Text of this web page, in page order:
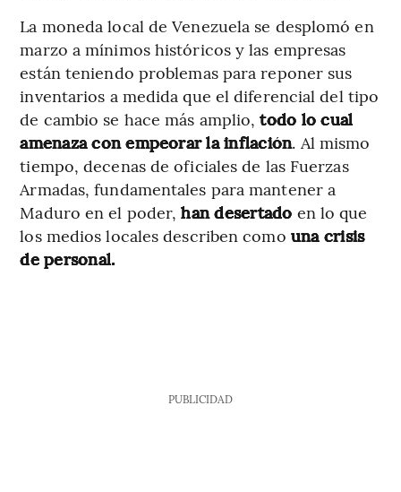
La moneda local de Venezuela se desplomó en
marzo a mínimos históricos y las empresas
están teniendo problemas para reponer sus
inventarios a medida que el diferencial del tipo
de cambio se hace más amplio,todo lo cual
amenaza con empeorar la inflación. Al mismo
tiempo, decenas de oficiales de las Fuerzas
Armadas, fundamentales para mantener a
Maduro en el poder,han desertado en lo que
los medios locales describen como una crisis
de personal.
PUBLICIDAD